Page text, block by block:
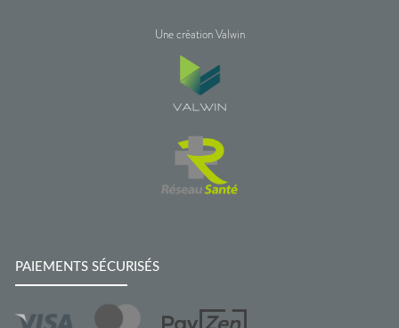
Une création Valwin
PAIEMENTS SÉCURISÉS